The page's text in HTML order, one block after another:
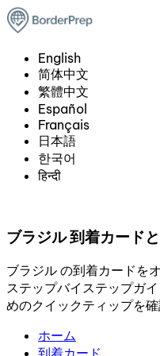
English
简体中文
繁體中文
Español
Français
日本語
한국어
हिन्दी
ブラジル 到着カード
ブラジル の到着カードを
ステップバイステップガ
めのクイックティップを確
ホーム